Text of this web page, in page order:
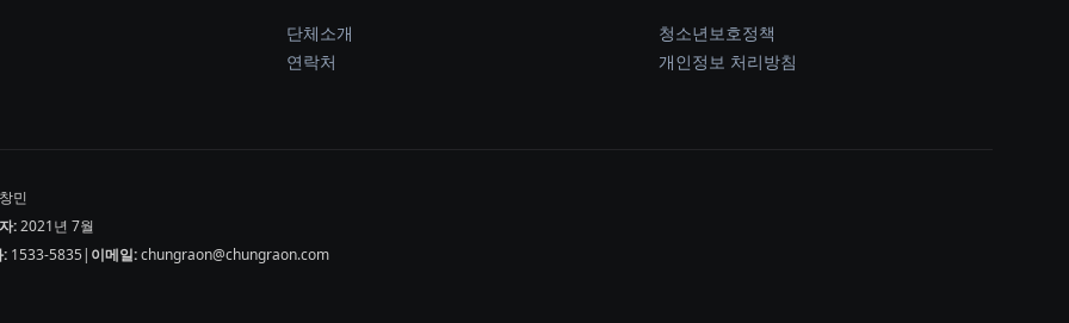
단체소개
연락처
청소년보호정책
개인정보 처리방침
민
:2021년 7월
: 1533-5835| 이메일:chungraon@chungraon.com